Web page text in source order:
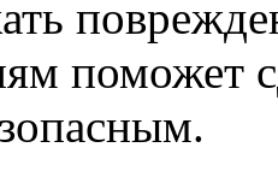
поможет